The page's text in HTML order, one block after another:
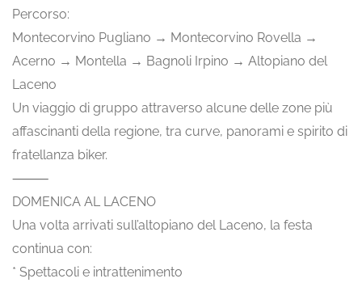
Percorso:
Montecorvino Pugliano → Montecorvino Rovella →
Acerno → Montella → Bagnoli Irpino → Altopiano del
Laceno
Un viaggio di gruppo attraverso alcune delle zone più
affascinanti della regione, tra curve, panorami e spirito di
fratellanza biker.
⸻
DOMENICA AL LACENO
Una volta arrivati sull’altopiano del Laceno, la festa
continua con:
* Spettacoli e intrattenimento